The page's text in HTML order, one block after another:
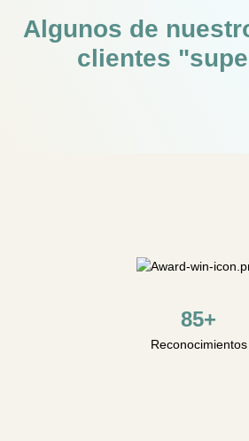
Algunos de
clientes
85+
Reconocimientos